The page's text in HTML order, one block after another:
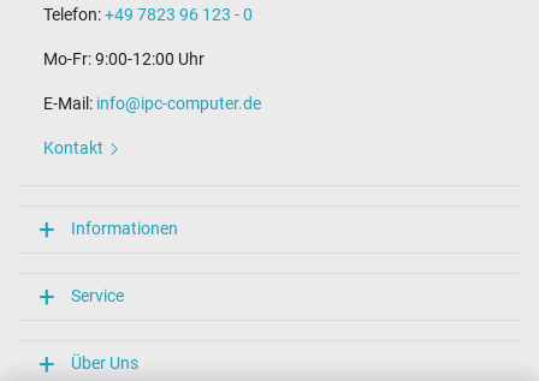
Ja
Länge Anschlusskabel (m) (ca.)
Länge / Breite / Höhe
Weitere Daten
Ja
CE
Telefon:+49 7823 96 123 - 0
Mo-Fr: 9:00-12:00 Uhr
E-Mail: info@ipc-computer.de
Kontakt
Informationen
Service
Über Uns